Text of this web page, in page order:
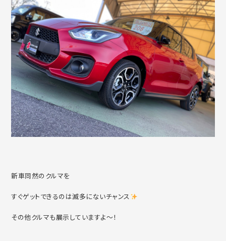
新車同然のクルマを
すぐゲットできるのは滅多にないチャンス
その他クルマも展示していますよ～！